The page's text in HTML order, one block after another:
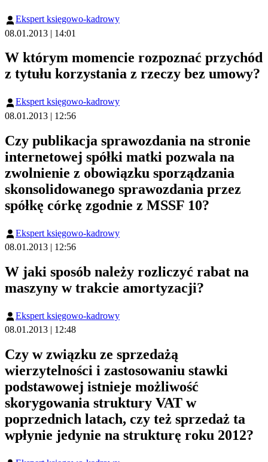
Ekspert księgowo-kadrowy
08.01.2013 | 14:01
W którym momencie rozpoznać przychód
z tytułu korzystania z rzeczy bez umowy?
Ekspert księgowo-kadrowy
08.01.2013 | 12:56
Czy publikacja sprawozdania na stronie
internetowej spółki matki pozwala na
zwolnienie z obowiązku sporządzania
skonsolidowanego sprawozdania przez
spółkę córkę zgodnie z MSSF 10?
Ekspert księgowo-kadrowy
08.01.2013 | 12:56
W jaki sposób należy rozliczyć rabat na
maszyny w trakcie amortyzacji?
Ekspert księgowo-kadrowy
08.01.2013 | 12:48
Czy w związku ze sprzedażą
wierzytelności i zastosowaniu stawki
podstawowej istnieje możliwość
skorygowania struktury VAT w
poprzednich latach, czy też sprzedaż ta
wpłynie jedynie na strukturę roku 2012?